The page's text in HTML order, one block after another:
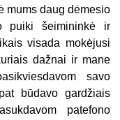
mums daug dėmesio
puiki šeimininkė ir
visada mokėjusi
dažnai ir mane
savo
būdavo gardžiais
patefono